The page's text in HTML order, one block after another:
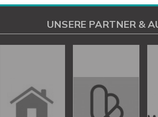
UNSERE PARTNER &